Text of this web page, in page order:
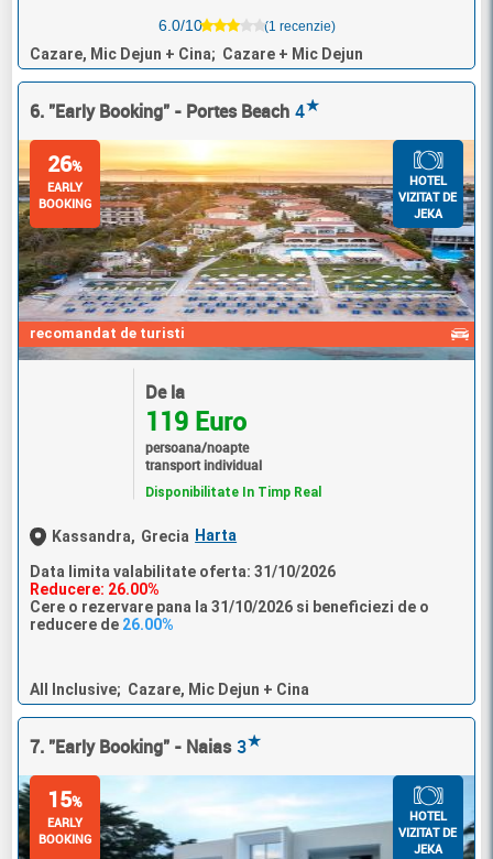
6.0/10 (1 recenzie)
Cazare, Mic Dejun + Cina; Cazare + Mic Dejun
6. "Early Booking" - Portes Beach 4★
recomandat de turisti
26%
EARLY
BOOKING
HOTEL
VIZITAT DE
JEKA
De la
119 Euro
persoana/noapte
transport individual
Disponibilitate In Timp Real
Kassandra, Grecia Harta
Data limita valabilitate oferta: 31/10/2026
Reducere: 26.00%
Cere o rezervare pana la 31/10/2026 si beneficiezi de o
reducere de 26.00%
All Inclusive; Cazare, Mic Dejun + Cina
7. "Early Booking" - Naias 3★
15%
EARLY
BOOKING
HOTEL
VIZITAT DE
JEKA